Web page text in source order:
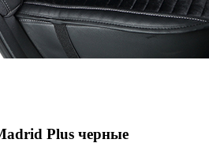
Plus черные